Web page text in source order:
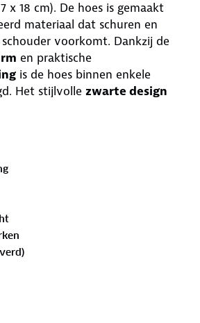
x 18 cm). De hoes is gemaakt
materiaal dat schuren en
voorkomt. Dankzij de
en praktische
is de hoes binnen enkele
Het stijlvolle zwarte design
dagelijks gebruik en lange
en irritatie
eenvoudig te bevestigen